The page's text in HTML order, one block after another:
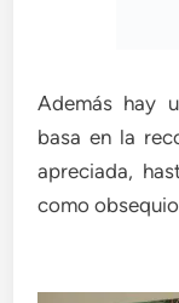
Además hay
basa en la
apreciada,
como